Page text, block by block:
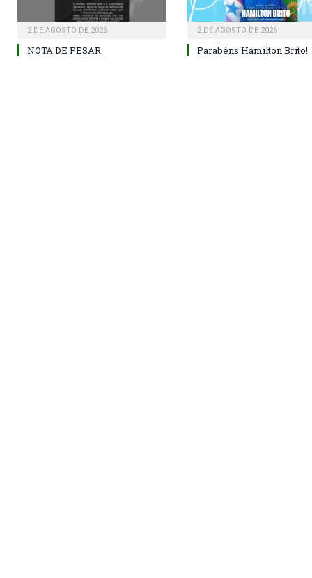
2 DE AGOSTO DE 2026
NOTA DE PESAR.
2 DE AGOSTO DE 2026
Parabéns Hamilton Brito!